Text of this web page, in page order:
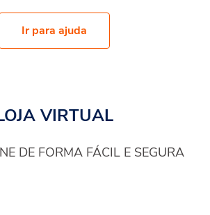
Ir para ajuda
VIRTUAL
DE FORMA FÁCIL E SEGURA